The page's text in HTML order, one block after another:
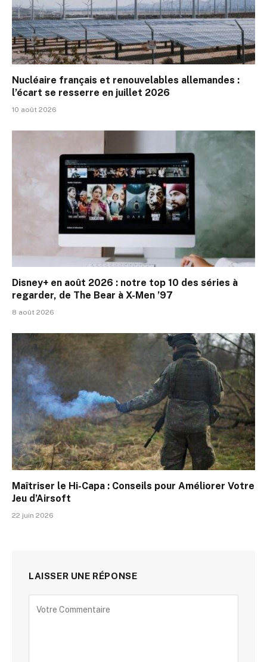
Nucléaire français et renouvelables allemandes :
l’écart se resserre en juillet 2026
10 août 2026
Disney+ en août 2026 : notre top 10 des séries à
regarder, de The Bear à X-Men ’97
8 août 2026
Maîtriser le Hi-Capa : Conseils pour Améliorer Votre
Jeu d’Airsoft
22 juin 2026
LAISSER UNE RÉPONSE